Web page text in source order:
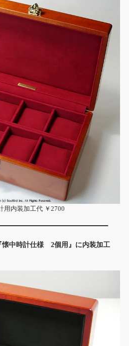
用内装加工代 ￥2700
懐中時計仕様 2個用』に内装加工